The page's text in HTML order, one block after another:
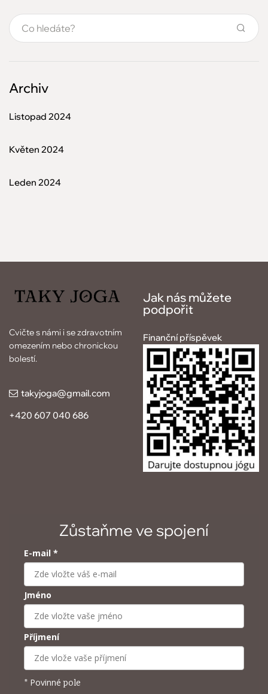
Archiv
Listopad 2024
Květen 2024
Leden 2024
Cvičte s námi i se zdravotním
omezením nebo chronickou
bolestí.
takyjoga@gmail.com
+420 607 040 686
Jak nás můžete
podpořit
Finanční příspěvek
Zůstaňme ve spojení
E-mail *
Jméno
Příjmení
* Povinné pole